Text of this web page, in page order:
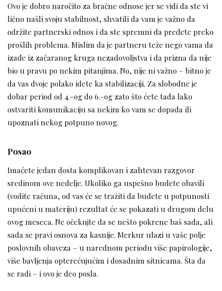
Ovo je dobro naročito za bračne odnose jer se vidi da ste vi
lično našli svoju stabilnost, shvatili da vam je važno da
održite partnerski odnos i da ste spremni da pređete preko
prošlih problema. Mislim da je partneru teže nego vama da
izađe iz začaranog kruga nezadovoljstva i da prizna da nije
bio u pravu po nekim pitanjima. No, nije ni važno – bitno je
da vas dvoje polako idete ka stabilizaciji. Za slobodne je
dobar period od 4.-og do 6.-og zato što ćete tada lako
ostvariti komunikaciju sa nekim ko vam se dopada ili
upoznati nekog potpuno novog.
Posao
Imaćete jedan dosta komplikovan i zahtevan razgovor
sredinom ove nedelje. Ukoliko ga uspešno budete obavili
(vodite računa, od vas će se tražiti da budete u potpunosti
upućeni u materiju) rezultat će se pokazati u drugom delu
ovog meseca. Ne očekujte da se nešto pokrene baš sada, ali
sada se pravi osnova za kasnije. Merkur ulazi u vaše polje
poslovnih obaveza – u narednom periodu više papirologije,
više bavljenja opterećujućim i dosadnim sitnicama. Šta da
se radi – i ovo je deo posla.